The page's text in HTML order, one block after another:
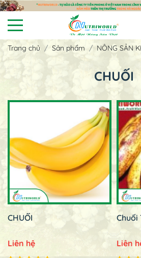
Trang chủ Sản phẩm NÔNG SẢN
CHUỐI
CHUỐI
Liên hệ
Chuối
Liên